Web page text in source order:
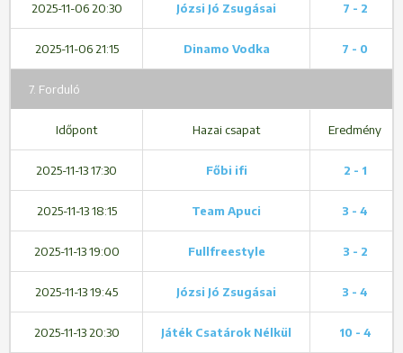
2025-11-06 20:30 Józsi Jó Zsugásai 7 - 2
2025-11-06 21:15 Dinamo Vodka 7 - 0
7. Forduló
Időpont Hazai csapat Eredmény
2025-11-13 17:30 Főbi ifi 2 - 1
2025-11-13 18:15 Team Apuci 3 - 4
2025-11-13 19:00 Fullfreestyle 3 - 2
2025-11-13 19:45 Józsi Jó Zsugásai 3 - 4
2025-11-13 20:30 Játék Csatárok Nélkül 10 - 4